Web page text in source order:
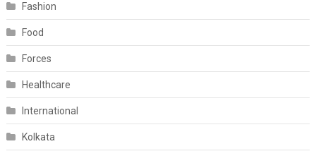
Fashion
Food
Forces
Healthcare
International
Kolkata